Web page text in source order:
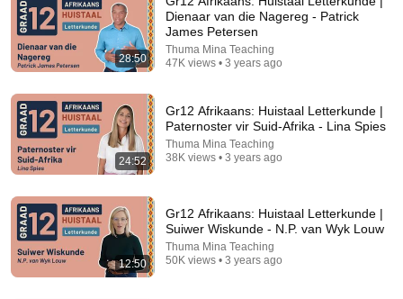
Gr12 Afrikaans: Huistaal Letterkunde | Tsunami -
Kobus de Wet
Thuma Mina Teaching • 27K views
28:50
Dienaar van die Nagereg - Patrick
James Petersen
Thuma Mina Teaching
47K views • 3 years ago
24:52
Gr12 Afrikaans: Huistaal Letterkunde |
Paternoster vir Suid-Afrika - Lina Spies
Thuma Mina Teaching
38K views • 3 years ago
12:50
Gr12 Afrikaans: Huistaal Letterkunde |
Suiwer Wiskunde - N.P. van Wyk Louw
Thuma Mina Teaching
50K views • 3 years ago